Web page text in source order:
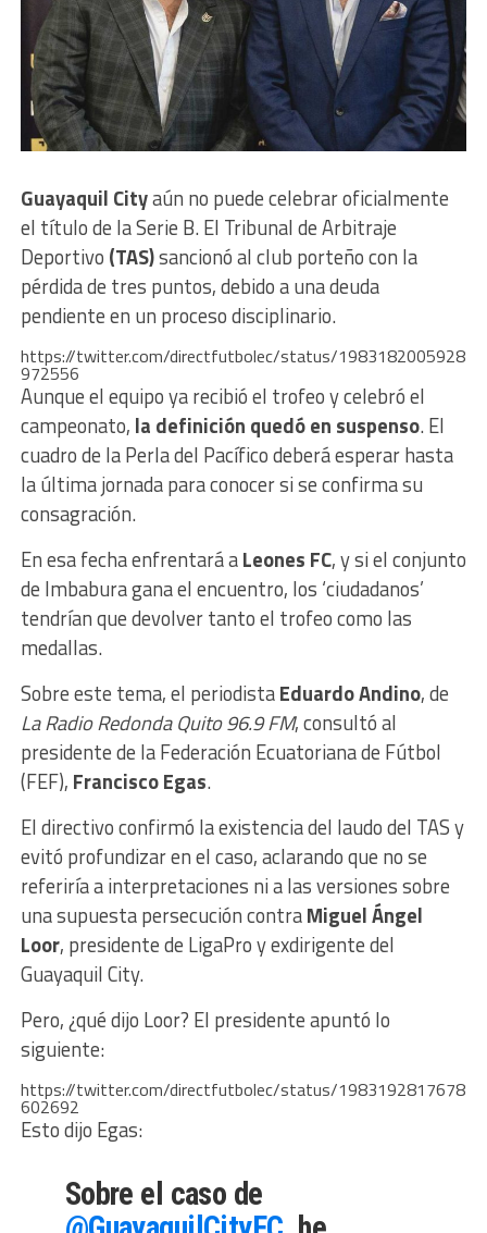
Guayaquil Cityaún no puede celebrar oficialmente
el título de la Serie B. El Tribunal de Arbitraje
Deportivo (TAS)sancionó al club porteño con la
pérdida de tres puntos, debido a una deuda
pendiente en un proceso disciplinario.
https://twitter.com/directfutbolec/status/1983182005928
972556
Aunque el equipo ya recibió el trofeo y celebró el
campeonato, la definición quedó en suspenso. El
cuadro de la Perla del Pacífico deberá esperar hasta
la última jornada para conocer si se confirma su
consagración.
En esa fecha enfrentará aLeones FC, y si el conjunto
de Imbabura gana el encuentro, los ‘ciudadanos’
tendrían que devolver tanto el trofeo como las
medallas.
Sobre este tema, el periodistaEduardo Andino, de
La Radio Redonda Quito 96.9 FM, consultó al
presidente de la Federación Ecuatoriana de Fútbol
(FEF), Francisco Egas.
El directivo confirmó la existencia del laudo del TAS y
evitó profundizar en el caso, aclarando que no se
referiría a interpretaciones ni a las versiones sobre
una supuesta persecución contraMiguel Ángel
Loor, presidente de LigaPro y exdirigente del
Guayaquil City.
Pero, ¿qué dijo Loor? El presidente apuntó lo
siguiente:
https://twitter.com/directfutbolec/status/1983192817678
602692
Esto dijo Egas:
Sobre el caso de